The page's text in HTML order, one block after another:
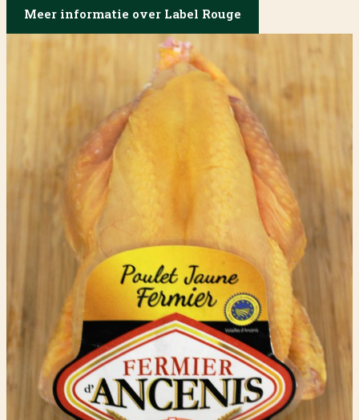
Meer informatie over Label Rouge